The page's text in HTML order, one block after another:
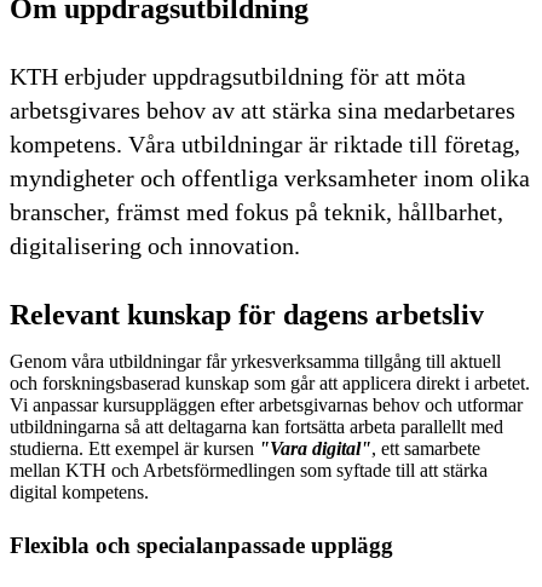
Om uppdragsutbildning
KTH erbjuder uppdragsutbildning för att möta
arbetsgivares behov av att stärka sina medarbetares
kompetens. Våra utbildningar är riktade till företag,
myndigheter och offentliga verksamheter inom olika
branscher, främst med fokus på teknik, hållbarhet,
digitalisering och innovation.
Relevant kunskap för dagens arbetsliv
Genom våra utbildningar får yrkesverksamma tillgång till aktuell
och forskningsbaserad kunskap som går att applicera direkt i arbetet.
Vi anpassar kursuppläggen efter arbetsgivarnas behov och utformar
utbildningarna så att deltagarna kan fortsätta arbeta parallellt med
studierna. Ett exempel är kursen "Vara digital", ett samarbete
mellan KTH och Arbetsförmedlingen som syftade till att stärka
digital kompetens.
Flexibla och specialanpassade upplägg